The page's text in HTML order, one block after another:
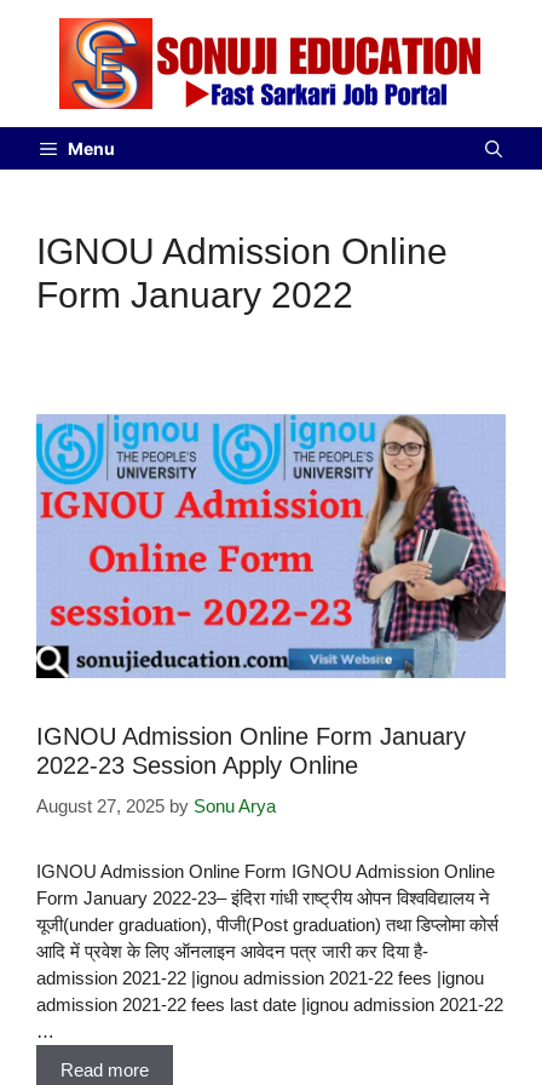
Menu
IGNOU Admission Online
Form January 2022
IGNOU Admission Online Form January
2022-23 Session Apply Online
August 27, 2025 by Sonu Arya
IGNOU Admission Online Form IGNOU Admission Online
Form January 2022-23– इंदिरा गांधी राष्ट्रीय ओपन विश्वविद्यालय ने
यूजी(under graduation), पीजी(Post graduation) तथा डिप्लोमा कोर्स
आदि में प्रवेश के लिए ऑनलाइन आवेदन पत्र जारी कर दिया है-
admission 2021-22 |ignou admission 2021-22 fees |ignou
admission 2021-22 fees last date |ignou admission 2021-22
…
Read more